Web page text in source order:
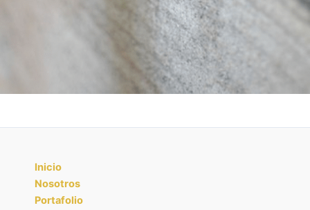
Inicio
Nosotros
Portafolio